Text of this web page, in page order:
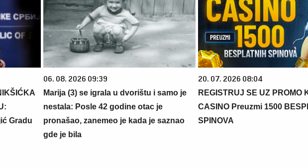
Gradu
06. 08. 2026 09:39
Marija (3) se igrala u dvorištu i samo je
nestala: Posle 42 godine otac je
pronašao, zanemeo je kada je saznao
gde je bila
20. 07. 2026 08:04
REGISTRUJ SE UZ PROMO
CASINO Preuzmi 1500
SPINOVA